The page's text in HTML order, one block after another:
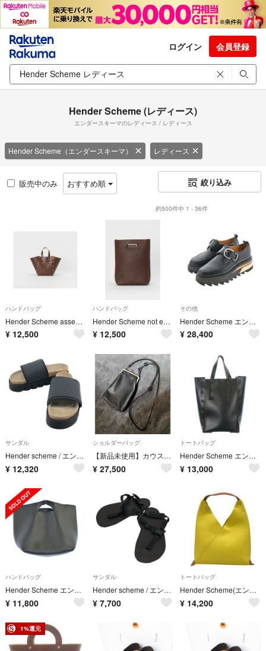
ログイン 会員登録
Hender Scheme (レディース)
エンダースキーマのレディース / レディース
Hender Scheme（エンダースキーマ） レディース
販売中のみ おすすめ順 絞り込み
約500件中 1 - 36件
ハンドバッグ
Hender Scheme assemble hand bag wide S
¥ 12,500
ハンドバッグ
Hender Scheme not eco bag small エンダースキーマ 美品
¥ 12,500
その他
Hender Scheme エンダースキーマー シューズ（その他） 24cm 黒 【古着】【中古】【送料無料】
¥ 28,400
サンダル
Hender scheme / エンダースキーマ | caterpillar かまぼこ レザー サンダル | 3 | ブラック | レディース
¥ 12,320
ショルダーバッグ
【新品未使用】カウスナップポシェット エンダースキーマ
¥ 27,500
トートバッグ
Hender Scheme エンダースキーマー トートバッグ 黒 【古着】【中古】【送料無料】
¥ 13,000
ハンドバッグ
Hender Scheme エンダースキーマー ハンドバッグ 黒 【古着】【中古】【送料無料】
¥ 11,800
サンダル
Hender scheme / エンダースキーマ | device strap レザー フラットサンダル | 1 | ブラック | レディース
¥ 7,700
トートバッグ
Hender Scheme(エンダースキーマ) トートバッグ トライアングルバッグ イエロー×ライトブラウン レザー
¥ 14,200
1%還元